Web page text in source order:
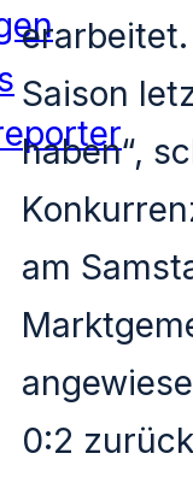
Saison
haben“,
am
0:2